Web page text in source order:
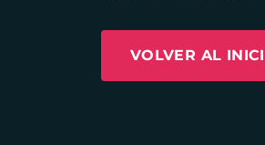
VOLVER AL